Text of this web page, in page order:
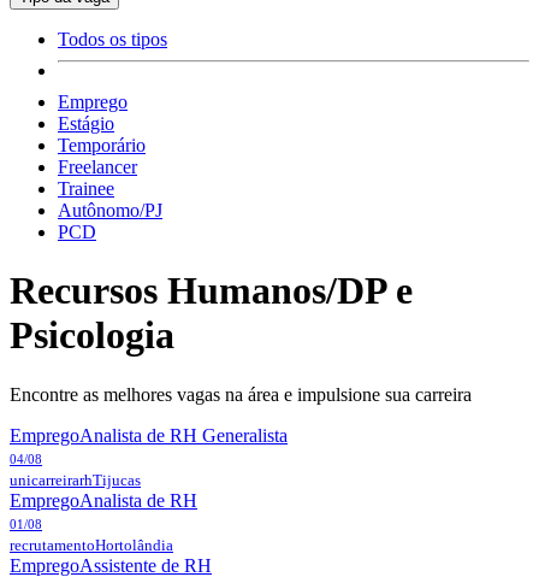
Todos os tipos
Emprego
Estágio
Temporário
Freelancer
Trainee
Autônomo/PJ
PCD
Recursos Humanos/DP e
Psicologia
Encontre as melhores vagas na área e impulsione sua carreira
EmpregoAnalista de RH Generalista
04/08
unicarreirarhTijucas
EmpregoAnalista de RH
01/08
recrutamentoHortolândia
EmpregoAssistente de RH